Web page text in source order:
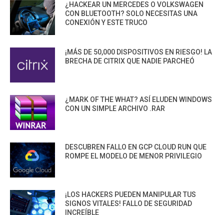
¿HACKEAR UN MERCEDES O VOLKSWAGEN
CON BLUETOOTH? SOLO NECESITAS UNA
CONEXIÓN Y ESTE TRUCO
¡MÁS DE 50,000 DISPOSITIVOS EN RIESGO! LA
BRECHA DE CITRIX QUE NADIE PARCHEÓ
¿MARK OF THE WHAT? ASÍ ELUDEN WINDOWS
CON UN SIMPLE ARCHIVO .RAR
DESCUBREN FALLO EN GCP CLOUD RUN QUE
ROMPE EL MODELO DE MENOR PRIVILEGIO
¡LOS HACKERS PUEDEN MANIPULAR TUS
SIGNOS VITALES! FALLO DE SEGURIDAD
INCREÍBLE